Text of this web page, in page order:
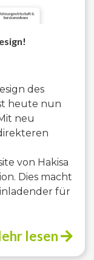
des
heute nun
neu
von Hakisa
Dies macht
für
lesen